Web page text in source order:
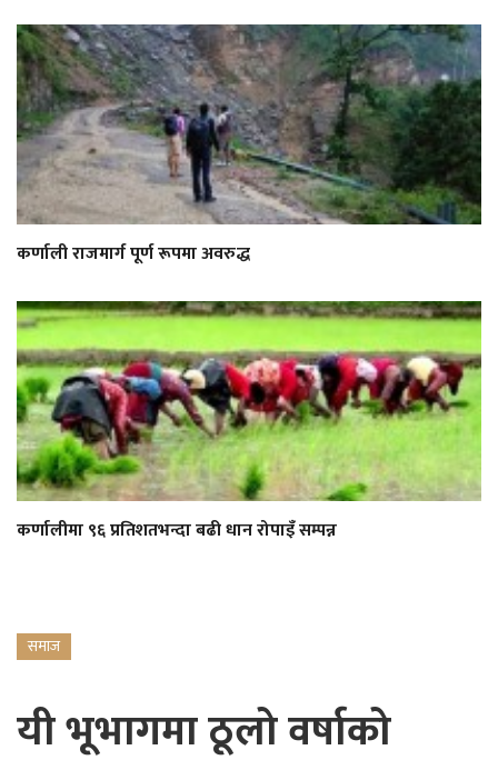
कर्णाली राजमार्ग पूर्ण रूपमा अवरुद्ध
कर्णालीमा ९६ प्रतिशतभन्दा बढी धान रोपाइँ सम्पन्न
समाज
यी भूभागमा ठूलो वर्षाको